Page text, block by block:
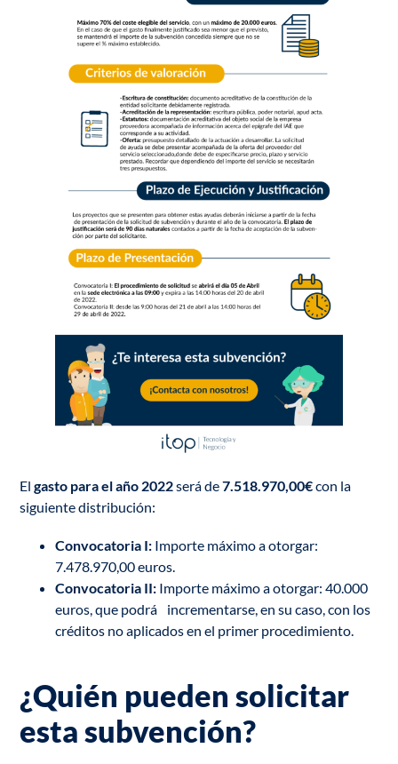
Elgasto para el año 2022será de7.518.970,00€con la
siguiente distribución:
Convocatoria I: Importe máximo a otorgar:
7.478.970,00 euros.
Convocatoria II: Importe máximo a otorgar: 40.000
euros, que podrá incrementarse, en su caso, con los
créditos no aplicados en el primer procedimiento.
¿Quién pueden solicitar
esta subvención?